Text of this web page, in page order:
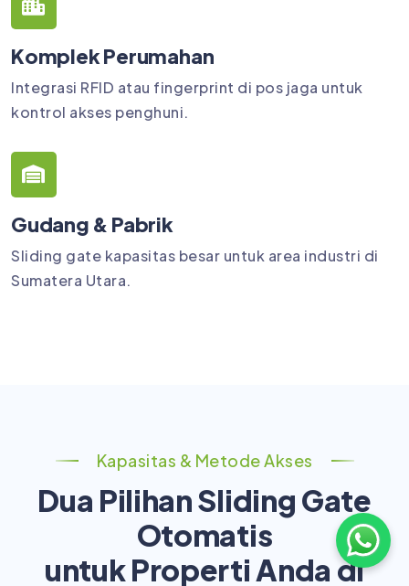
Komplek Perumahan
Integrasi RFID atau fingerprint di pos jaga untuk
kontrol akses penghuni.
Gudang & Pabrik
Sliding gate kapasitas besar untuk area industri di
Sumatera Utara.
Kapasitas & Metode Akses
Dua Pilihan Sliding Gate
Otomatis
untuk Properti Anda di